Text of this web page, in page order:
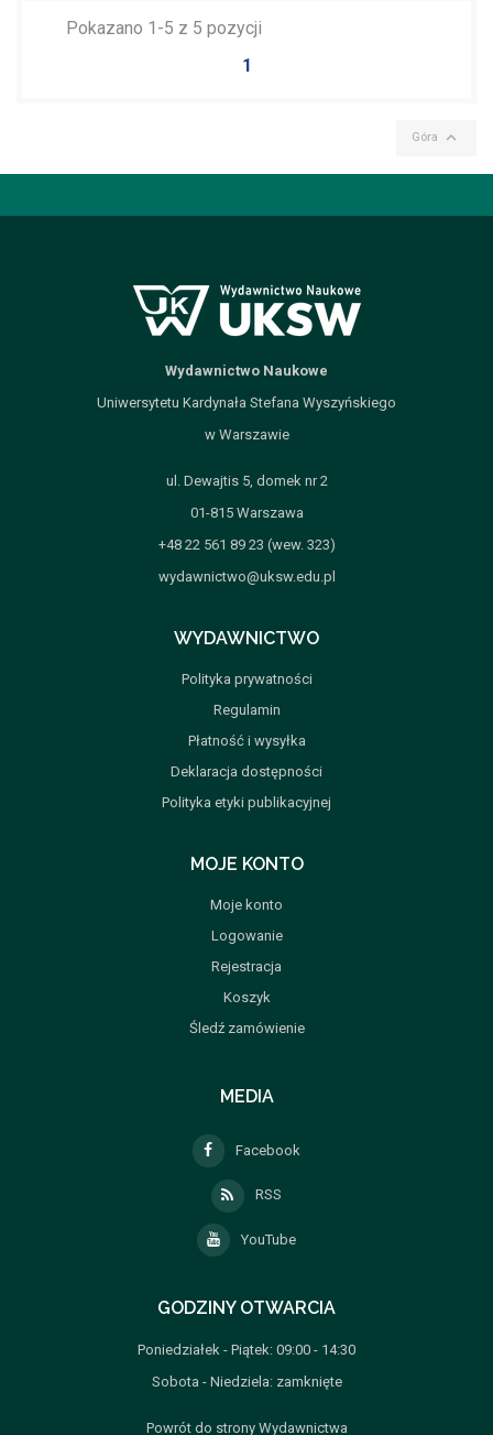
Pokazano 1-5 z 5 pozycji
1
Góra 
Wydawnictwo Naukowe
Uniwersytetu Kardynała Stefana Wyszyńskiego
w Warszawie
ul. Dewajtis 5, domek nr 2
01-815 Warszawa
+48 22 561 89 23 (wew. 323)
wydawnictwo@uksw.edu.pl
WYDAWNICTWO
Polityka prywatności
Regulamin
Płatność i wysyłka
Deklaracja dostępności
Polityka etyki publikacyjnej
MOJE KONTO
Moje konto
Logowanie
Rejestracja
Koszyk
Śledź zamówienie
MEDIA
Facebook
RSS
YouTube
GODZINY OTWARCIA
Poniedziałek - Piątek: 09:00 - 14:30
Sobota - Niedziela: zamknięte
Powrót do strony Wydawnictwa